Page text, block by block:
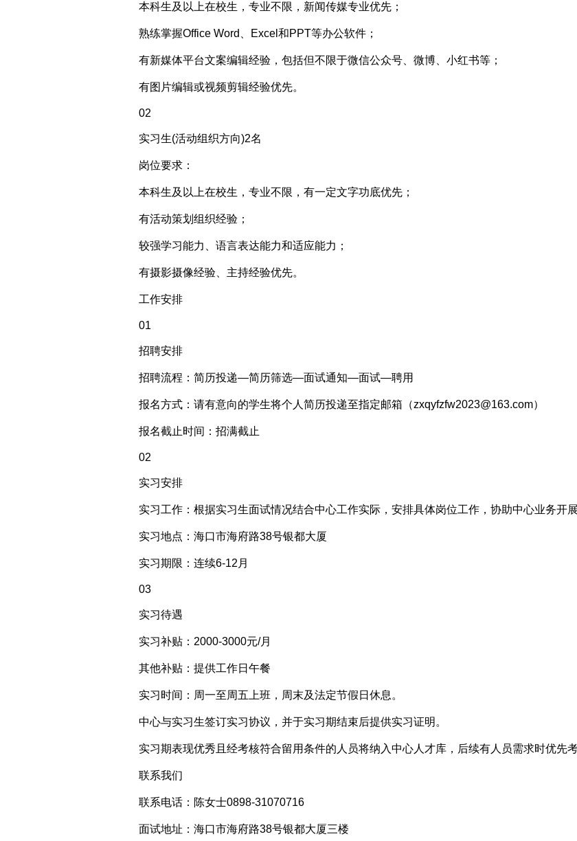
本科生及以上在校生，专业不限，新闻传媒专业优先；
熟练掌握Office Word、Excel和PPT等办公软件；
有新媒体平台文案编辑经验，包括但不限于微信公众号、微博、小红书等；
有图片编辑或视频剪辑经验优先。
02
实习生(活动组织方向)2名
岗位要求：
本科生及以上在校生，专业不限，有一定文字功底优先；
有活动策划组织经验；
较强学习能力、语言表达能力和适应能力；
有摄影摄像经验、主持经验优先。
工作安排
01
招聘安排
招聘流程：简历投递—简历筛选—面试通知—面试—聘用
报名方式：请有意向的学生将个人简历投递至指定邮箱（zxqyfzfw2023@163.com）
报名截止时间：招满截止
02
实习安排
实习工作：根据实习生面试情况结合中心工作实际，安排具体岗位工作，协助中心业务开展
实习地点：海口市海府路38号银都大厦
实习期限：连续6-12月
03
实习待遇
实习补贴：2000-3000元/月
其他补贴：提供工作日午餐
实习时间：周一至周五上班，周末及法定节假日休息。
中心与实习生签订实习协议，并于实习期结束后提供实习证明。
实习期表现优秀且经考核符合留用条件的人员将纳入中心人才库，后续有人员需求时优先考
联系我们
联系电话：陈女士0898-31070716
面试地址：海口市海府路38号银都大厦三楼